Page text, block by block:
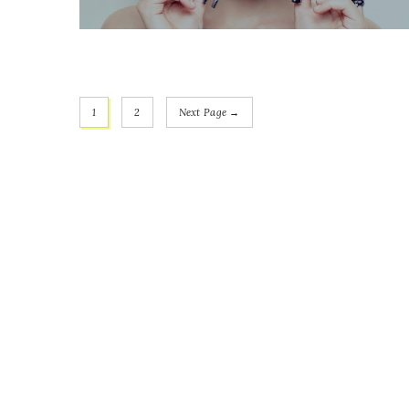
1 2 Next Page →